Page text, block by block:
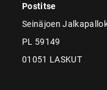
Postitse
Seinäjoen
PL 59149
01051 LASKUT